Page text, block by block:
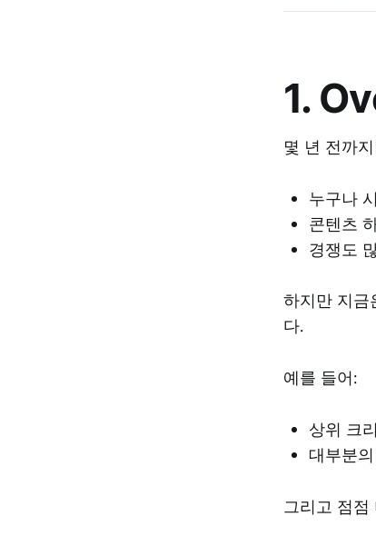
1.
몇 년 전까
누구나
콘텐츠
경쟁도
하지만 지금
다.
예를 들어:
상위 크
대부분
그리고 점점